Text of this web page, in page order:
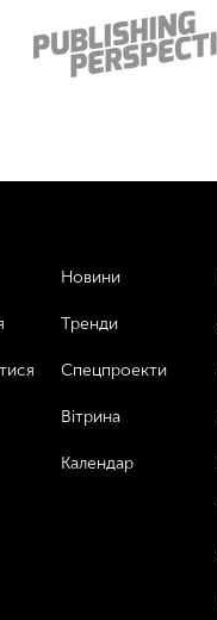
Новини
Тренди
Спецпроекти
Вітрина
Календар